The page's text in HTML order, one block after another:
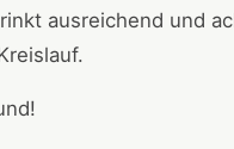
ausreichend und